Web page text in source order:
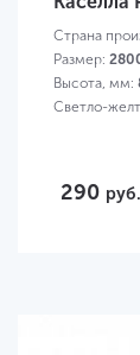
Страна
Размер:
Высота, мм:
Светло-
290 руб.